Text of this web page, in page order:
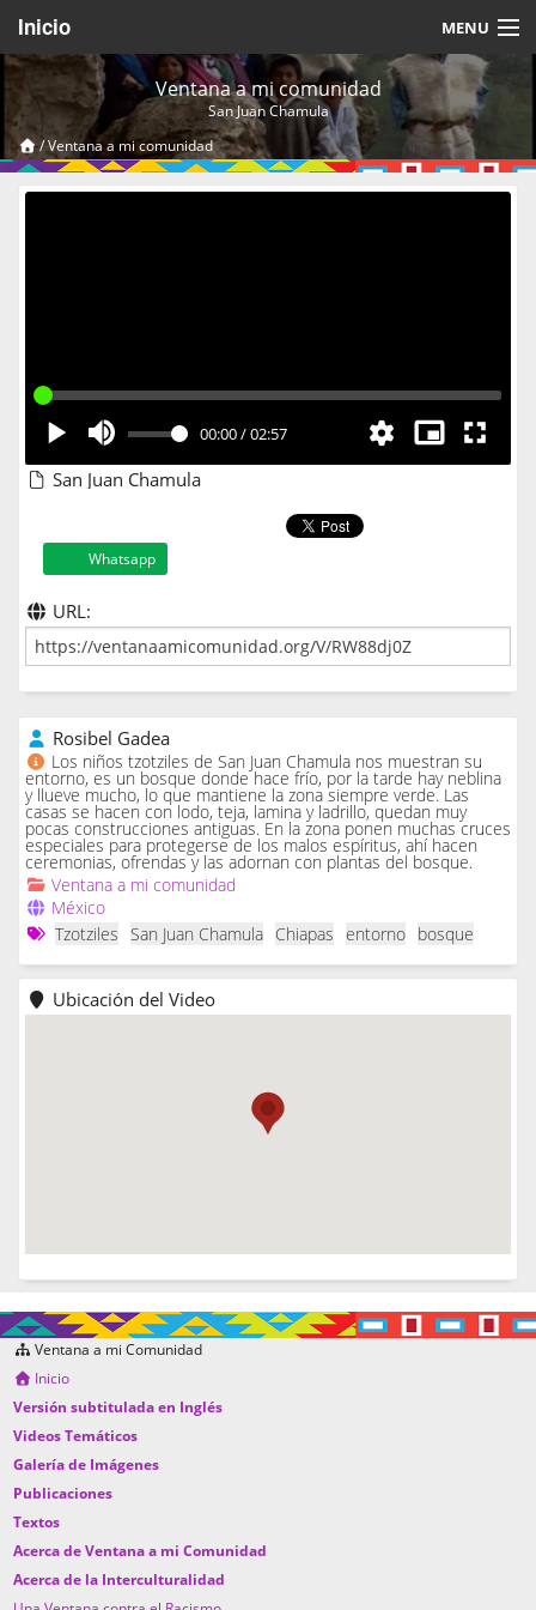
Inicio MENU
Acerca de
Videos Temáticos
Cerrar Sesión
Ventana a mi comunidad
San Juan Chamula
/Ventana a mi comunidad
00:00/02:57
San Juan Chamula
Whatsapp
URL:
Rosibel Gadea
Los niños tzotziles de San Juan Chamula nos muestran su
entorno, es un bosque donde hace frío, por la tarde hay neblina
y llueve mucho, lo que mantiene la zona siempre verde. Las
casas se hacen con lodo, teja, lamina y ladrillo, quedan muy
pocas construcciones antiguas. En la zona ponen muchas cruces
especiales para protegerse de los malos espíritus, ahí hacen
ceremonias, ofrendas y las adornan con plantas del bosque.
Ventana a mi comunidad
México
Tzotziles
San Juan Chamula Chiapas entorno bosque
Ubicación del Video
Ventana a mi Comunidad
Inicio
Versión subtitulada en Inglés
Videos Temáticos
Galería de Imágenes
Publicaciones
Textos
Acerca de Ventana a mi Comunidad
Acerca de la Interculturalidad